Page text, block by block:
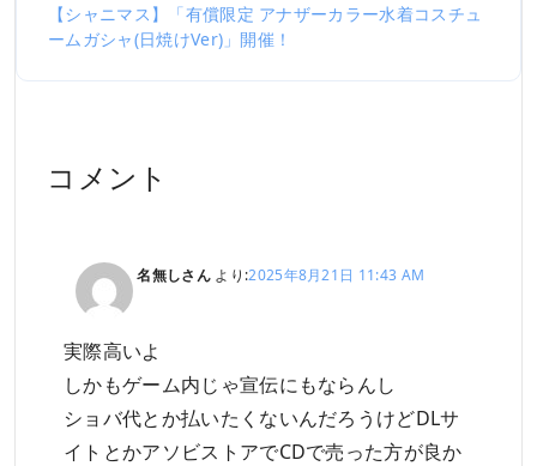
【シャニマス】「有償限定 アナザーカラー水着コスチュ
ームガシャ(日焼けVer)」開催！
コメント
名無しさん より:2025年8月21日 11:43 AM
実際高いよ
しかもゲーム内じゃ宣伝にもならんし
ショバ代とか払いたくないんだろうけどDLサ
イトとかアソビストアでCDで売った方が良か